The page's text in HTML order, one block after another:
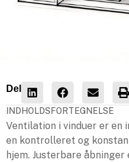
Del
INDHOLDSFORTEGNELSE
Ventilation i vinduer er
en kontrolleret og
hjem. Justerbare